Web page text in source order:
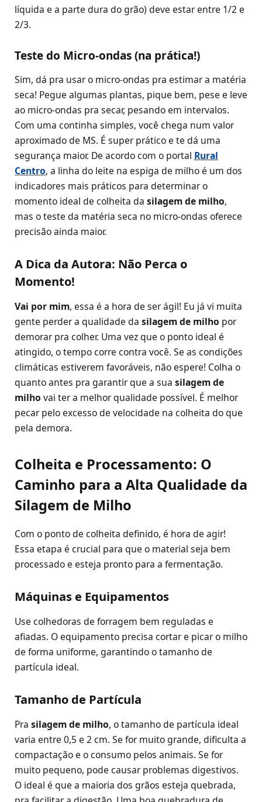
líquida e a parte dura do grão) deve estar entre 1/2 e
2/3.
Teste do Micro-ondas (na prática!)
Sim, dá pra usar o micro-ondas pra estimar a matéria
seca! Pegue algumas plantas, pique bem, pese e leve
ao micro-ondas pra secar, pesando em intervalos.
Com uma continha simples, você chega num valor
aproximado de MS. É super prático e te dá uma
segurança maior. De acordo com o portal Rural
Centro, a linha do leite na espiga de milho é um dos
indicadores mais práticos para determinar o
momento ideal de colheita da silagem de milho,
mas o teste da matéria seca no micro-ondas oferece
precisão ainda maior.
A Dica da Autora: Não Perca o
Momento!
Vai por mim, essa é a hora de ser ágil! Eu já vi muita
gente perder a qualidade da silagem de milho por
demorar pra colher. Uma vez que o ponto ideal é
atingido, o tempo corre contra você. Se as condições
climáticas estiverem favoráveis, não espere! Colha o
quanto antes pra garantir que a sua silagem de
milho vai ter a melhor qualidade possível. É melhor
pecar pelo excesso de velocidade na colheita do que
pela demora.
Colheita e Processamento: O
Caminho para a Alta Qualidade da
Silagem de Milho
Com o ponto de colheita definido, é hora de agir!
Essa etapa é crucial para que o material seja bem
processado e esteja pronto para a fermentação.
Máquinas e Equipamentos
Use colhedoras de forragem bem reguladas e
afiadas. O equipamento precisa cortar e picar o milho
de forma uniforme, garantindo o tamanho de
partícula ideal.
Tamanho de Partícula
Pra silagem de milho, o tamanho de partícula ideal
varia entre 0,5 e 2 cm. Se for muito grande, dificulta a
compactação e o consumo pelos animais. Se for
muito pequeno, pode causar problemas digestivos.
O ideal é que a maioria dos grãos esteja quebrada,